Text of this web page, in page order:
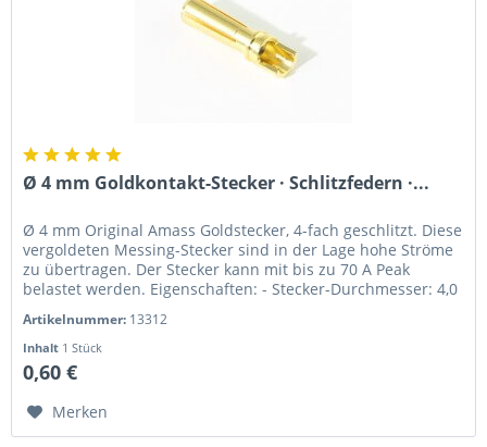
Ø 4 mm Goldkontakt-Stecker · Schlitzfedern ·...
Ø 4 mm Original Amass Goldstecker, 4-fach geschlitzt. Diese
vergoldeten Messing-Stecker sind in der Lage hohe Ströme
zu übertragen. Der Stecker kann mit bis zu 70 A Peak
belastet werden. Eigenschaften: - Stecker-Durchmesser: 4,0
Artikelnummer: 13312
Inhalt 1 Stück
0,60 €
Merken